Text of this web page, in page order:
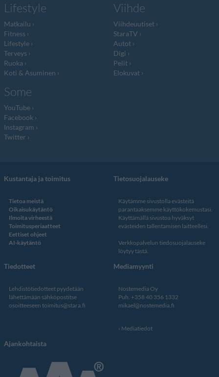
Lifestyle
Matkailu
Fitness
Lifestyle
Terveys
Ruoka
Koti & Asuminen
Viihde
Viihdeuutiset
StaraTV
Autot
Digi
Pelit
Elokuvat
Some
YouTube
Facebook
Instagram
Twitter
Kustantaja ja toimitus
Tietoa meistä
Oikaisukäytäntö
Ilmoita virheestä
Toimitusperiaatteet
Eettiset ohjeet
AI-käytäntö
Tietosuojalauseke
Käytämme sivustolla evästeitä
parantaaksemme käyttökokemustasi.
Käyttämällä sivustoa hyväksyt
evästeiden tallentamisen laitteellesi.
Verkkopalvelun tiedosuojalauseke
löytyy tästä.
Tiedotteet
Lehdistötiedotteet pyydetään
lähettämään sähköpostitse
osoitteeseen toimitus@stara.fi
Mediamyynti
Nostemedia Oy
Puh. +358 40 356 1332
mikael@nostemedia.fi
Mediatiedot
Ajankohtaista